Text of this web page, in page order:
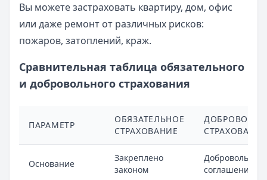
Вы можете застраховать квартиру, дом, офис
или даже ремонт от различных рисков:
пожаров, затоплений, краж.
Сравнительная таблица обязательного
и добровольного страхования
ПАРАМЕТР
ОБЯЗАТЕЛЬНОЕ
СТРАХОВАНИЕ
СТРАХОВАНИЕ
Основание
Закреплено
законом
Добровольное
соглашение